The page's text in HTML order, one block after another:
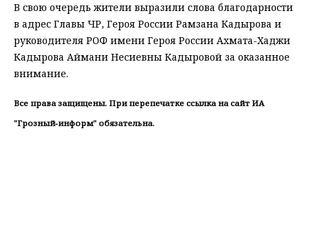
В свою очередь жители выразили слова благодарности
в адрес Главы ЧР, Героя России Рамзана Кадырова и
руководителя РОФ имени Героя России Ахмата-Хаджи
Кадырова Аймани Несиевны Кадыровой за оказанное
внимание.
Все права защищены. При перепечатке ссылка на сайт ИА
"Грозный-информ" обязательна.